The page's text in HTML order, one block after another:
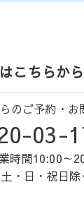
こちらか
のご予約・お
03-
時間10:00～
・日・祝日